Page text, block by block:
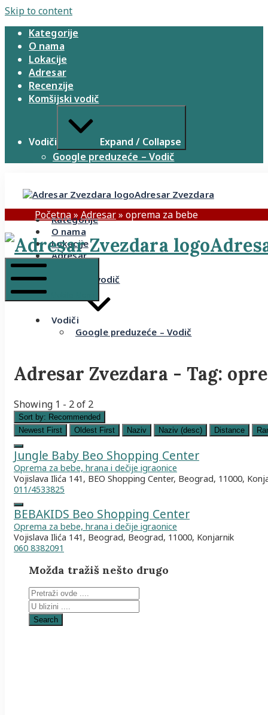
Skip to content
Kategorije
O nama
Lokacije
Adresar
Recenzije
Komšijski vodič
Vodiči
Expand / Collapse
Google preduzeće – Vodič
Adresar Zvezdara
Kategorije
O nama
Lokacije
Adresar
Komšijski vodič
Vodiči
Google preduzeće – Vodič
Početna» Adresar» oprema za bebe
Adresar Zvezdara - Tag:
Showing 1 - 2 of 2
Sort by: Recommended
Newest First
Oldest First Naziv Naziv (desc) Distance
Jungle Baby Beo Shopping Center
Oprema za bebe, hrana i dečije igraonice
Vojislava Ilića 141, BEO Shopping Center, Beograd, 11000,
011/4533825
BEBAKIDS Beo Shopping Center
Oprema za bebe, hrana i dečije igraonice
Vojislava Ilića 141, Beograd, Beograd, 11000, Konjarnik
060 8382091
Možda tražiš nešto drugo
Search